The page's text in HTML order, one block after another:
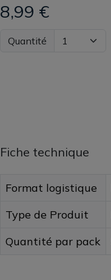
8,99 €
Quantité
Fiche technique
Format logistique
Type de Produit
Quantité par pack